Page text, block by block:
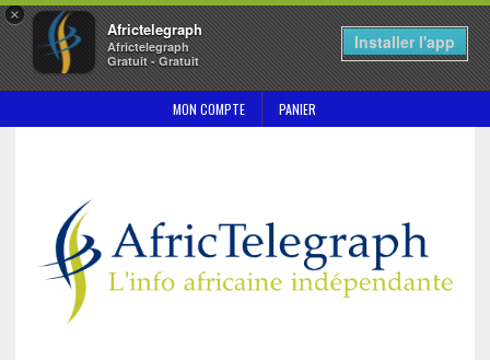
×
Africtelegraph
Africtelegraph
Gratuit - Gratuit
Installer l'app
MON COMPTE PANIER